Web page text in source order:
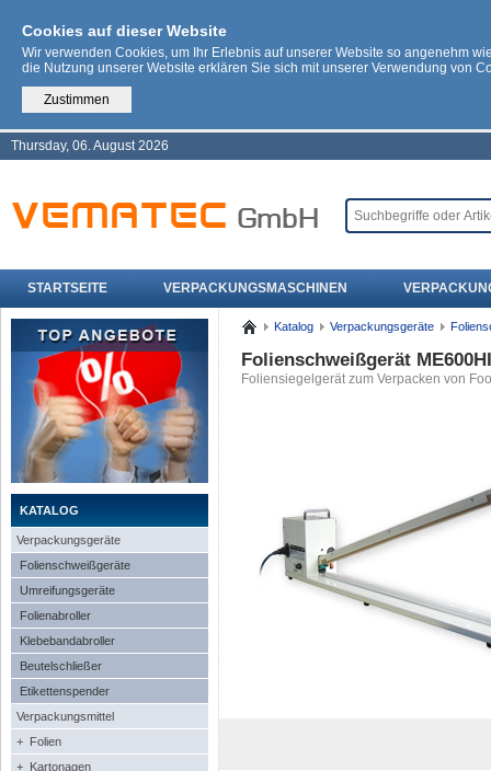
Cookies auf dieser Website
Wir verwenden Cookies, um Ihr Erlebnis auf unserer Website so angenehm
die Nutzung unserer Website erklären Sie sich mit unserer Verwendung von
Zustimmen
Thursday, 06. August 2026
STARTSEITE VERPACKUNGSMASCHINEN
KATALOG
Verpackungsgeräte
Folienschweißgeräte
Umreifungsgeräte
Folienabroller
Klebebandabroller
Beutelschließer
Etikettenspender
Verpackungsmittel
+ Folien
+ Kartonagen
Katalog Verpackungsgeräte
Folienschweißgerät
Foliensiegelgerät zum Verpacken von